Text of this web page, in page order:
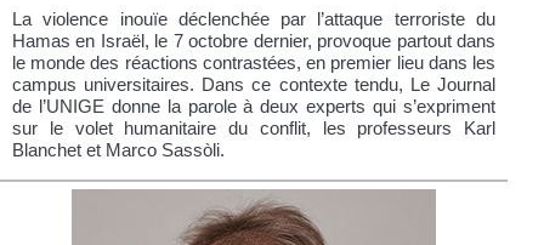
La violence inouïe déclenchée par l’attaque terroriste du
Hamas en Israël, le 7 octobre dernier, provoque partout dans
le monde des réactions contrastées, en premier lieu dans les
campus universitaires. Dans ce contexte tendu, Le Journal
de l’UNIGE donne la parole à deux experts qui s’expriment
sur le volet humanitaire du conflit, les professeurs Karl
Blanchet et Marco Sassòli.